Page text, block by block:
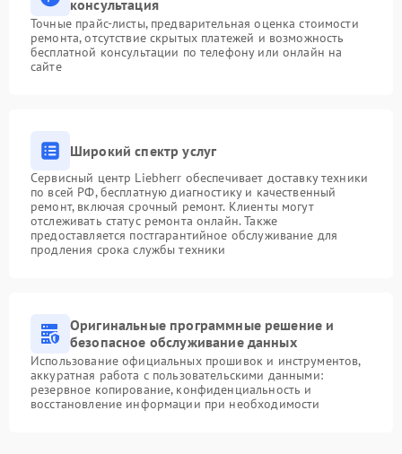
консультация
Точные прайс-листы, предварительная оценка стоимости
ремонта, отсутствие скрытых платежей и возможность
бесплатной консультации по телефону или онлайн на
сайте
Широкий спектр услуг
Сервисный центр Liebherr обеспечивает доставку техники
по всей РФ, бесплатную диагностику и качественный
ремонт, включая срочный ремонт. Клиенты могут
отслеживать статус ремонта онлайн. Также
предоставляется постгарантийное обслуживание для
продления срока службы техники
Оригинальные программные решение и
безопасное обслуживание данных
Использование официальных прошивок и инструментов,
аккуратная работа с пользовательскими данными:
резервное копирование, конфиденциальность и
восстановление информации при необходимости